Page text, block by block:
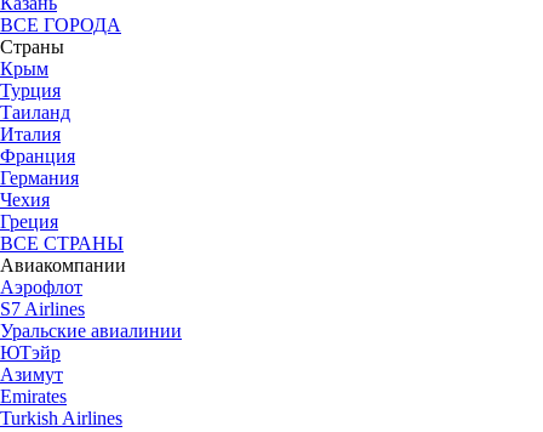
ВСЕ ГОРОДА
Страны
Крым
Турция
Таиланд
Италия
Франция
Германия
Чехия
Греция
ВСЕ СТРАНЫ
Авиакомпании
Аэрофлот
S7 Airlines
Уральские авиалинии
ЮТэйр
Азимут
Emirates
Turkish Airlines